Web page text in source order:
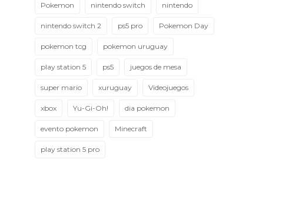
Pokemon nintendo switch nintendo
nintendo switch 2 ps5 pro Pokemon Day
pokemon tcg pokemon uruguay
play station 5 ps5 juegos de mesa
super mario xuruguay Videojuegos
xbox Yu-Gi-Oh! dia pokemon
evento pokemon Minecraft
play station 5 pro